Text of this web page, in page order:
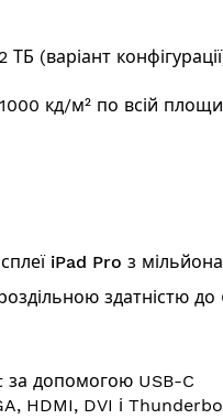
(варіант
кд/м² по всій
iPad Pro з
здатністю
за допомогою USB-C
HDMI, DVI і